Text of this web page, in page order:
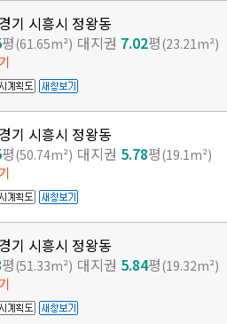
기 시흥시 정왕동
평(61.65m²) 대지권 7.02평(23.21m²)
기 시흥시 정왕동
평(50.74m²) 대지권 5.78평(19.1m²)
기 시흥시 정왕동
평(51.33m²) 대지권 5.84평(19.32m²)